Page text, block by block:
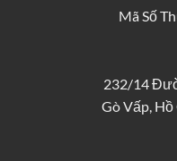
Mã Số
232/14
Gò Vấp,